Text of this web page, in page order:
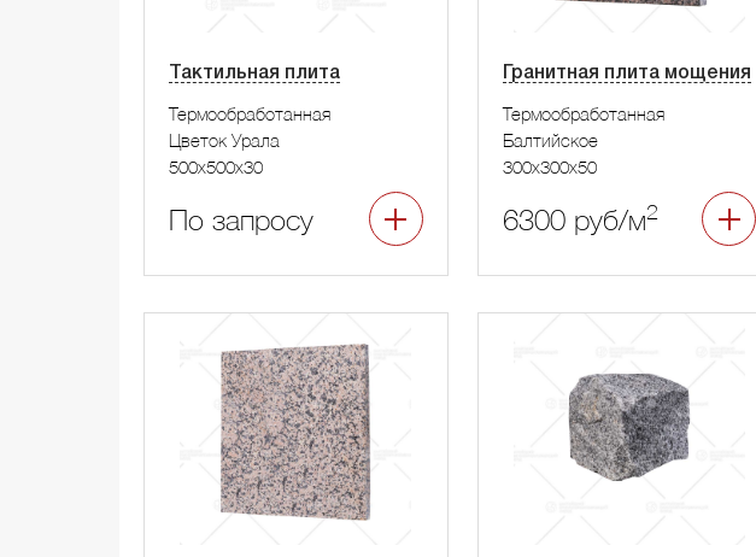
Тактильная плита
Термообработанная
Цветок Урала
500x500x30
По запросу
Гранитная плита мощения
Термообработанная
Балтийское
300x300x50
6300 руб/м2